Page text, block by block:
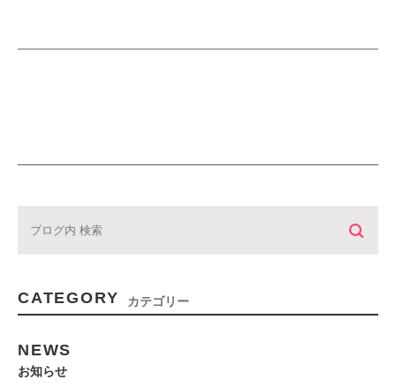
CATEGORY カテゴリー
NEWS
お知らせ